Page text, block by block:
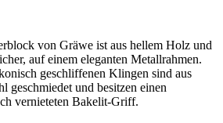
von Gräwe ist aus hellem Holz und
auf einem eleganten Metallrahmen.
geschliffenen Klingen sind aus
geschmiedet und besitzen einen
vernieteten Bakelit-Griff.